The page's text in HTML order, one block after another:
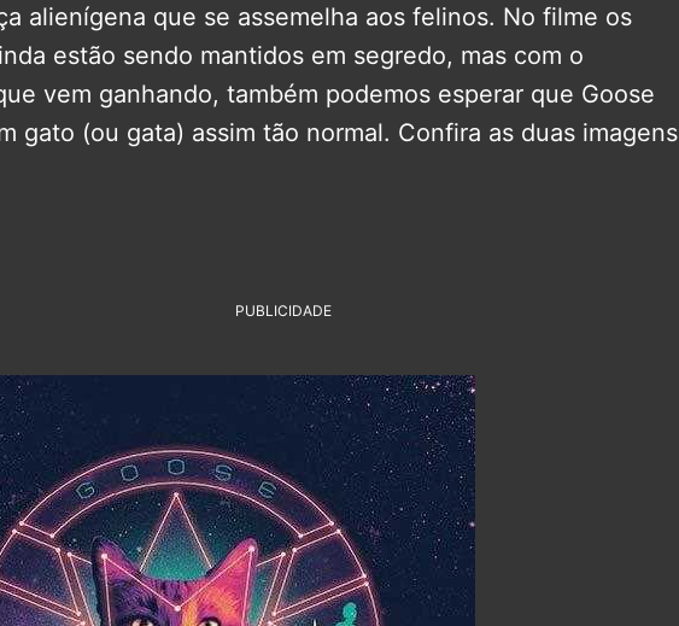
alienígena que se assemelha aos felinos. No filme os
estão sendo mantidos em segredo, mas com o
vem ganhando, também podemos esperar que Goose
gato (ou gata) assim tão normal. Confira as duas imagens
PUBLICIDADE